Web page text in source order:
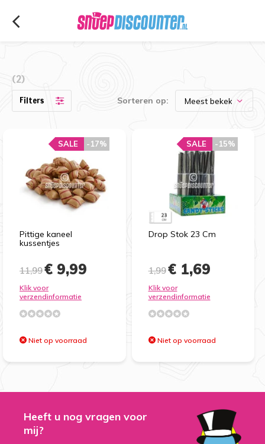
(2)
Filters Sorteren op:
Pittige kaneel
kussentjes
-17%
SALE
11,99€ 9,99
Klik voor
verzendinformatie
Niet op voorraad
Drop Stok 23 Cm
-15%
SALE
1,99€ 1,69
Klik voor
verzendinformatie
Niet op voorraad
Heeft u nog vragen voor
mij?